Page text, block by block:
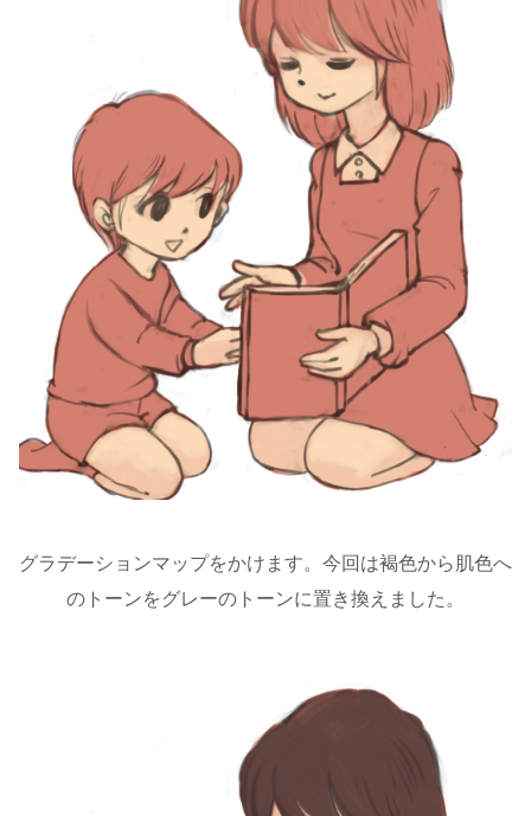
グラデーションマップをかけます。今回は褐色から肌色へ
のトーンをグレーのトーンに置き換えました。